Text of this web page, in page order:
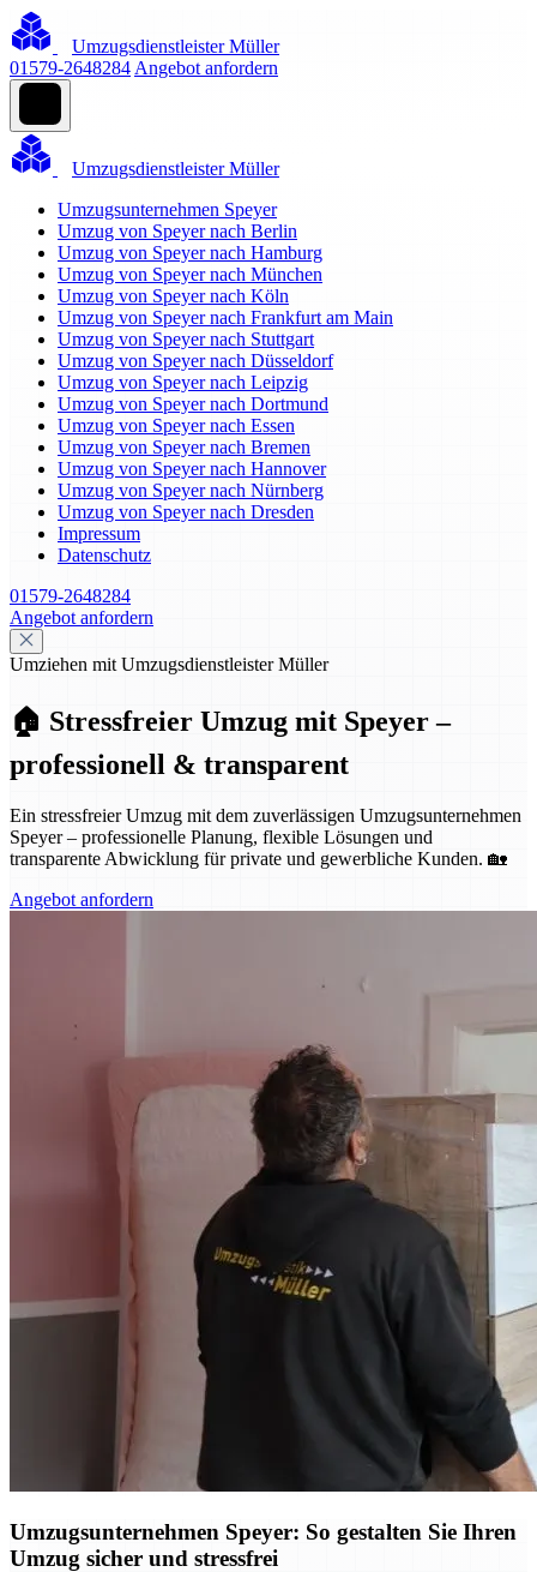
Umzugsdienstleister Müller
01579-2648284 Angebot anfordern
Umzugsdienstleister Müller
Umzugsunternehmen Speyer
Umzug von Speyer nach Berlin
Umzug von Speyer nach Hamburg
Umzug von Speyer nach München
Umzug von Speyer nach Köln
Umzug von Speyer nach Frankfurt am Main
Umzug von Speyer nach Stuttgart
Umzug von Speyer nach Düsseldorf
Umzug von Speyer nach Leipzig
Umzug von Speyer nach Dortmund
Umzug von Speyer nach Essen
Umzug von Speyer nach Bremen
Umzug von Speyer nach Hannover
Umzug von Speyer nach Nürnberg
Umzug von Speyer nach Dresden
Impressum
Datenschutz
01579-2648284
Angebot anfordern
Umziehen mit Umzugsdienstleister Müller
🏠 Stressfreier Umzug mit Speyer –
professionell & transparent
Ein stressfreier Umzug mit dem zuverlässigen Umzugsunternehmen
Speyer – professionelle Planung, flexible Lösungen und
transparente Abwicklung für private und gewerbliche Kunden. 🏡
Angebot anfordern
Umzugsunternehmen Speyer: So gestalten Sie Ihren
Umzug sicher und stressfrei